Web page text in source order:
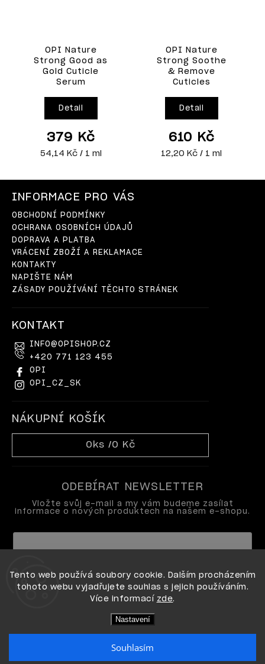
Tento web používá soubory cookie. Dalším procházením
tohoto webu vyjadřujete souhlas s jejich používáním.
Více informací zde.
Nastavení
Souhlasím
Cena: ZDARMA
Více informací
OPI Nature
Strong Good as
Gold Cuticle
Serum
379 Kč
54,14 Kč / 1 ml
Detail
OPI Nature
Strong Soothe
& Remove
Cuticles
610 Kč
12,20 Kč / 1 ml
Detail
INFORMACE PRO VÁS
OBCHODNÍ PODMÍNKY
OCHRANA OSOBNÍCH ÚDAJŮ
DOPRAVA A PLATBA
VRÁCENÍ ZBOŽÍ A REKLAMACE
KONTAKTY
NAPIŠTE NÁM
ZÁSADY POUŽÍVÁNÍ TĚCHTO STRÁNEK
KONTAKT
INFO@OPISHOP.CZ
+420 771 123 455
OPI
OPI_CZ_SK
NÁKUPNÍ KOŠÍK
0 ks /0 Kč
ODEBÍRAT NEWSLETTER
Vložte svůj e-mail a my vám budeme zasílat
informace o nových produktech na našem e-shopu.
podmínkami ochrany osobních údajů
Copyright 2026OPI shop. Všechna práva vyhrazena.